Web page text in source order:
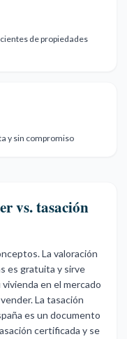
de propiedades
y sin compromiso
vs. tasación
La valoración
es gratuita y sirve
en el mercado
La tasación
es un documento
certificada y se